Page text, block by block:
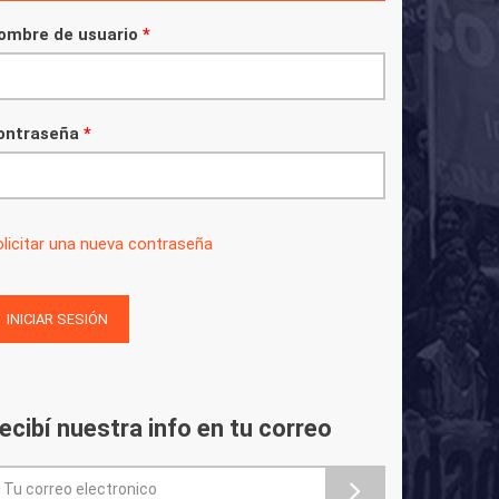
de usuario *
*
una nueva contraseña
nuestra info en tu correo